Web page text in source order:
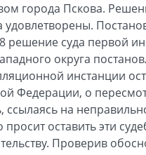
города Пскова.
удовлетворены.
решение суда первой
округа
инстанции
Федерации, о
ссылаясь на
просит оставить эти
Проверив